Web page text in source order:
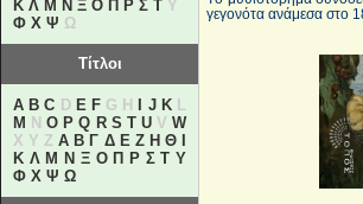
Κ Λ Μ Ν Ξ Ο Π Ρ Σ Τ Υ
Φ Χ Ψ Ω
Τίτλοι
A B C D E FG H J KL
M NO P Q R S T UVW
X Y ZΑ Β Γ Δ Ε Ζ Η Θ
Κ Λ Μ Ν Ξ Ο Π Ρ Σ Τ Υ
Φ Χ Ψ Ω
γεγονότα ανάμεσα στο